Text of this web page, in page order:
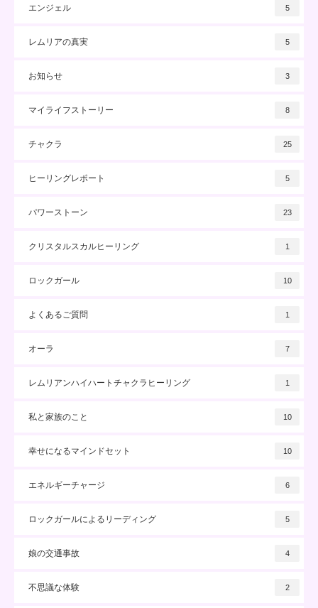
エンジェル 5
レムリアの真実 5
お知らせ 3
マイライフストーリー 8
チャクラ 25
ヒーリングレポート 5
パワーストーン 23
クリスタルスカルヒーリング 1
ロックガール 10
よくあるご質問 1
オーラ 7
レムリアンハイハートチャクラヒーリング 1
私と家族のこと 10
幸せになるマインドセット 10
エネルギーチャージ 6
ロックガールによるリーディング 5
娘の交通事故 4
不思議な体験 2